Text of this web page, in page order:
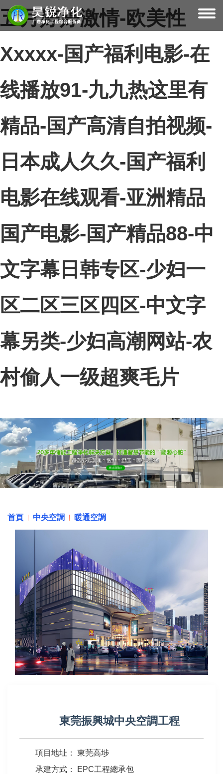
五月婷婷激情-欧美性
Xxxxx-国产福利电影-在
线播放91-九九热这里有
精品-国产高清自拍视频-
日本成人久久-国产福利
电影在线观看-亚洲精品
国产电影-国产精品88-中
文字幕日韩专区-少妇一
区二区三区四区-中文字
幕另类-少妇高潮网站-农
村偷人一级超爽毛片
首頁 中央空調 暖通空調
東莞振興城中央空調工程
項目地址： 東莞高埗
承建方式： EPC工程總承包